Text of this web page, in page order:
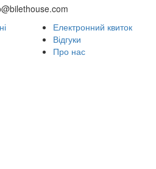
Електронний квиток
Відгуки
Про нас